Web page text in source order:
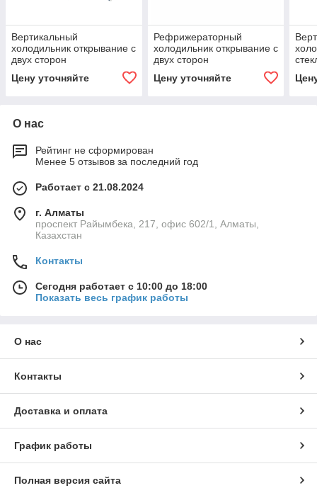
Вертикальный
холодильник открывание с
двух сторон
FRENOX
Цену уточняйте
Рефрижераторный
холодильник открывание с
двух сторон
FRENOX
Цену уточняйте
О нас
Рейтинг не сформирован
Менее 5 отзывов за последний год
Работает с 21.08.2024
г. Алматы
проспект Райымбека, 217, офис 602/1, Алматы,
Казахстан
Контакты
Сегодня работает с 10:00 до 18:00
Показать весь график работы
О нас
Контакты
Доставка и оплата
График работы
Полная версия сайта